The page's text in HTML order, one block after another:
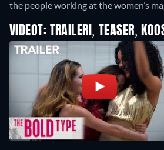
the people working at the women’s
VIDEOT: TRAILERI, TEASER,